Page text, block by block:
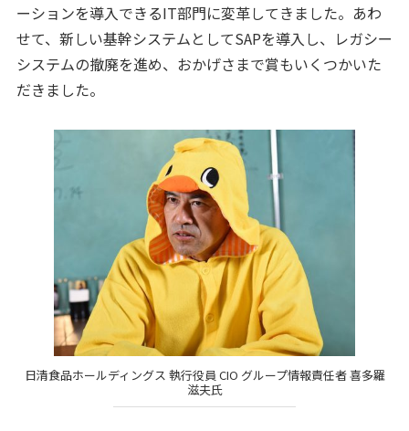
ーションを導入できるIT部門に変革してきました。あわ
せて、新しい基幹システムとしてSAPを導入し、レガシー
システムの撤廃を進め、おかげさまで賞もいくつかいた
だきました。
日清食品ホールディングス 執行役員 CIO グループ情報責任者 喜多羅
滋夫氏